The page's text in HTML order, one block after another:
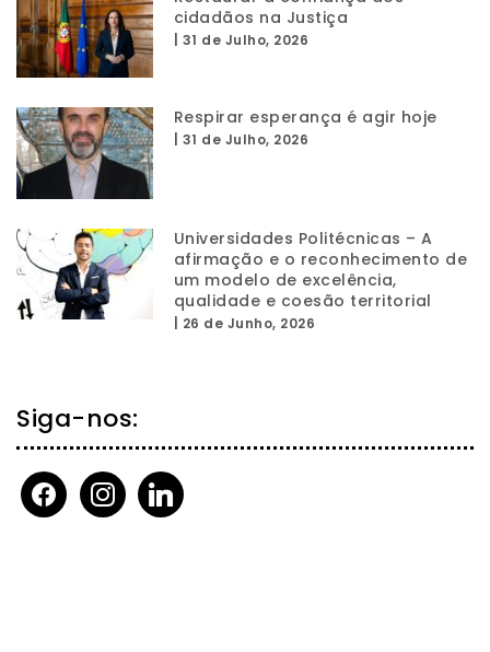
cidadãos na Justiça
31 de Julho, 2026
Respirar esperança é agir hoje
31 de Julho, 2026
Universidades Politécnicas – A
afirmação e o reconhecimento de
um modelo de excelência,
qualidade e coesão territorial
26 de Junho, 2026
Siga-nos:
facebookinstagramlinkedin